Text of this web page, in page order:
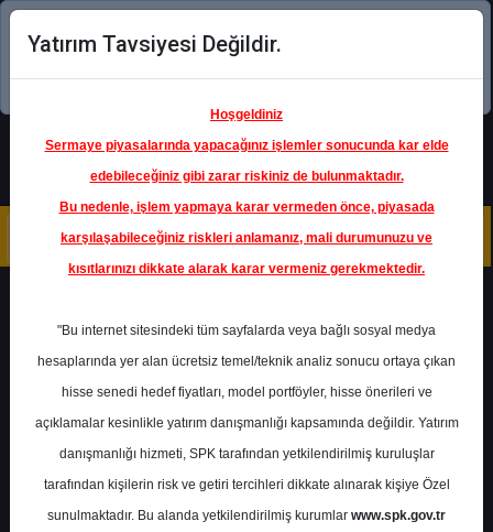
Şimdi uygulamayı indirin!
Ana Sayfa Raporlar
Deniz Yatırım
Rapor Detay
Şirket Haberleri
Deniz Yatırım 14 Ekim 2024
Yatırım Tavsiyesi Değildir.
Hoşgeldiniz
Sermaye piyasalarında yapacağınız işlemler sonucunda kar elde
edebileceğiniz gibi zarar riskiniz de bulunmaktadır.
Bu nedenle, işlem yapmaya karar vermeden önce, piyasada
karşılaşabileceğiniz riskleri anlamanız, mali durumunuzu ve
kısıtlarınızı dikkate alarak karar vermeniz gerekmektedir.
"Bu internet sitesindeki tüm sayfalarda veya bağlı sosyal medya
hesaplarında yer alan ücretsiz temel/teknik analiz sonucu ortaya çıkan
hisse senedi hedef fiyatları, model portföyler, hisse önerileri ve
açıklamalar kesinlikle yatırım danışmanlığı kapsamında değildir. Yatırım
danışmanlığı hizmeti, SPK tarafından yetkilendirilmiş kuruluşlar
tarafından kişilerin risk ve getiri tercihleri dikkate alınarak kişiye Özel
sunulmaktadır. Bu alanda yetkilendirilmiş kurumlar www.spk.gov.tr